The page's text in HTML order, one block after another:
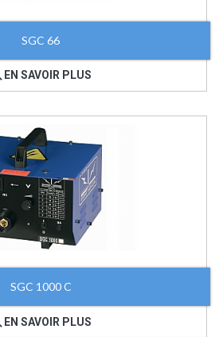
SGC 66
EN SAVOIR PLUS
SGC 1000 C
EN SAVOIR PLUS